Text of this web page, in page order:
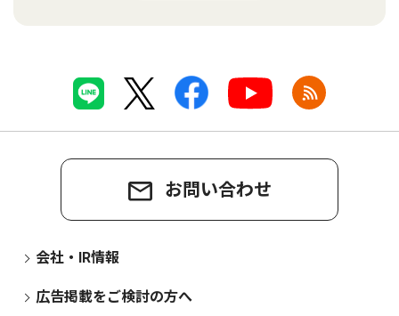
お問い合わせ
会社・IR情報
広告掲載をご検討の方へ